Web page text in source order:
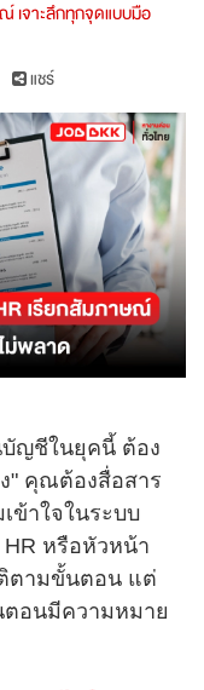
เจาะลึกทุกจุดแบบมือ
แชร์
บัญชีในยุคนี้ ต้อง
" คุณต้องสื่อสาร
ข้าใจในระบบ
หรือหัวหน้า
ตามขั้นตอน แต่
ตอนมีความหมาย